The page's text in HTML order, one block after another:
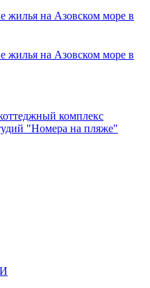
комплекс
"Номера на пляже"